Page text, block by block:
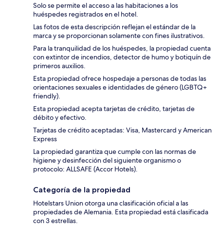
Solo se permite el acceso a las habitaciones a los
huéspedes registrados en el hotel.
Las fotos de esta descripción reflejan el estándar de la
marca y se proporcionan solamente con fines ilustrativos.
Para la tranquilidad de los huéspedes, la propiedad cuenta
con extintor de incendios, detector de humo y botiquín de
primeros auxilios.
Esta propiedad ofrece hospedaje a personas de todas las
orientaciones sexuales e identidades de género (LGBTQ+
friendly).
Esta propiedad acepta tarjetas de crédito, tarjetas de
débito y efectivo.
Tarjetas de crédito aceptadas: Visa, Mastercard y American
Express
La propiedad garantiza que cumple con las normas de
higiene y desinfección del siguiente organismo o
protocolo: ALLSAFE (Accor Hotels).
Categoría de la propiedad
Hotelstars Union otorga una clasificación oficial a las
propiedades de Alemania. Esta propiedad está clasificada
con 3 estrellas.